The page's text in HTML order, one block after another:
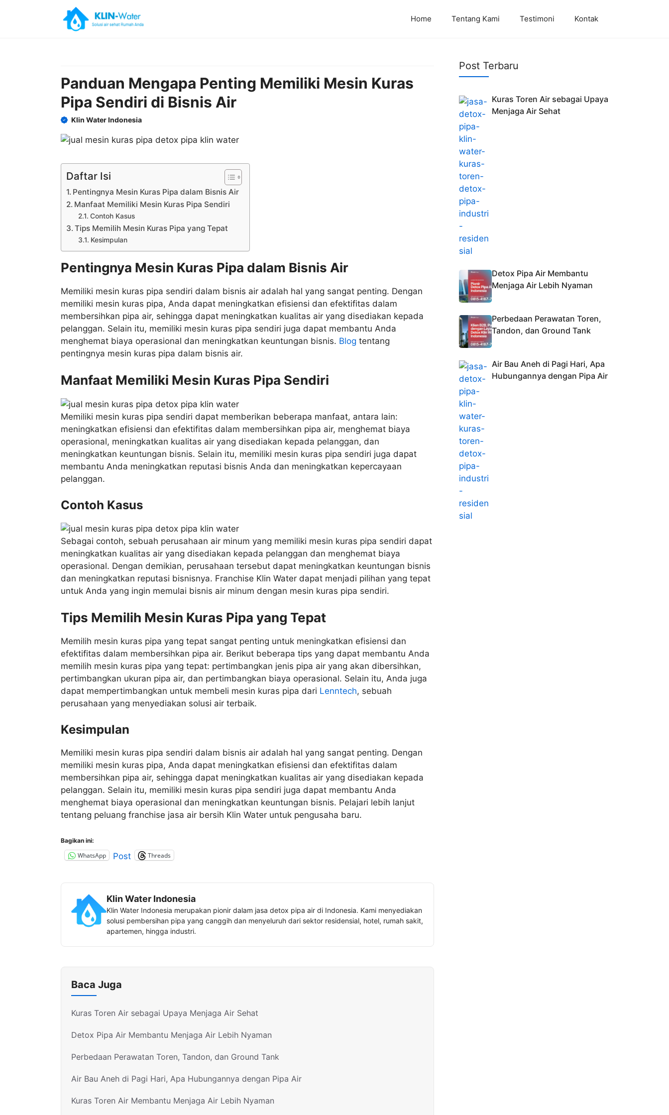
Home Tentang Kami Testimoni Kontak
Panduan Mengapa Penting Memiliki Mesin Kuras
Pipa Sendiri di Bisnis Air
Klin Water Indonesia
Daftar Isi
Pentingnya Mesin Kuras Pipa dalam Bisnis Air
Manfaat Memiliki Mesin Kuras Pipa Sendiri
Contoh Kasus
Tips Memilih Mesin Kuras Pipa yang Tepat
Kesimpulan
Pentingnya Mesin Kuras Pipa dalam Bisnis Air
Memiliki mesin kuras pipa sendiri dalam bisnis air adalah hal yang sangat penting. Dengan
memiliki mesin kuras pipa, Anda dapat meningkatkan efisiensi dan efektifitas dalam
membersihkan pipa air, sehingga dapat meningkatkan kualitas air yang disediakan kepada
pelanggan. Selain itu, memiliki mesin kuras pipa sendiri juga dapat membantu Anda
menghemat biaya operasional dan meningkatkan keuntungan bisnis. Blog tentang
pentingnya mesin kuras pipa dalam bisnis air.
Manfaat Memiliki Mesin Kuras Pipa Sendiri
Memiliki mesin kuras pipa sendiri dapat memberikan beberapa manfaat, antara lain:
meningkatkan efisiensi dan efektifitas dalam membersihkan pipa air, menghemat biaya
operasional, meningkatkan kualitas air yang disediakan kepada pelanggan, dan
meningkatkan keuntungan bisnis. Selain itu, memiliki mesin kuras pipa sendiri juga dapat
membantu Anda meningkatkan reputasi bisnis Anda dan meningkatkan kepercayaan
pelanggan.
Contoh Kasus
Sebagai contoh, sebuah perusahaan air minum yang memiliki mesin kuras pipa sendiri dapat
meningkatkan kualitas air yang disediakan kepada pelanggan dan menghemat biaya
operasional. Dengan demikian, perusahaan tersebut dapat meningkatkan keuntungan bisnis
dan meningkatkan reputasi bisnisnya. Franchise Klin Water dapat menjadi pilihan yang tepat
untuk Anda yang ingin memulai bisnis air minum dengan mesin kuras pipa sendiri.
Tips Memilih Mesin Kuras Pipa yang Tepat
Memilih mesin kuras pipa yang tepat sangat penting untuk meningkatkan efisiensi dan
efektifitas dalam membersihkan pipa air. Berikut beberapa tips yang dapat membantu Anda
memilih mesin kuras pipa yang tepat: pertimbangkan jenis pipa air yang akan dibersihkan,
pertimbangkan ukuran pipa air, dan pertimbangkan biaya operasional. Selain itu, Anda juga
dapat mempertimbangkan untuk membeli mesin kuras pipa dari Lenntech, sebuah
perusahaan yang menyediakan solusi air terbaik.
Kesimpulan
Memiliki mesin kuras pipa sendiri dalam bisnis air adalah hal yang sangat penting. Dengan
memiliki mesin kuras pipa, Anda dapat meningkatkan efisiensi dan efektifitas dalam
membersihkan pipa air, sehingga dapat meningkatkan kualitas air yang disediakan kepada
pelanggan. Selain itu, memiliki mesin kuras pipa sendiri juga dapat membantu Anda
menghemat biaya operasional dan meningkatkan keuntungan bisnis. Pelajari lebih lanjut
tentang peluang franchise jasa air bersih Klin Water untuk pengusaha baru.
Bagikan ini:
WhatsApp Post Threads
Klin Water Indonesia
Klin Water Indonesia merupakan pionir dalam jasa detox pipa air di Indonesia. Kami menyediakan
solusi pembersihan pipa yang canggih dan menyeluruh dari sektor residensial, hotel, rumah sakit,
apartemen, hingga industri.
Baca Juga
Kuras Toren Air sebagai Upaya Menjaga Air Sehat
Detox Pipa Air Membantu Menjaga Air Lebih Nyaman
Perbedaan Perawatan Toren, Tandon, dan Ground Tank
Air Bau Aneh di Pagi Hari, Apa Hubungannya dengan Pipa Air
Kuras Toren Air Membantu Menjaga Air Lebih Nyaman
Post Terbaru
Kuras Toren Air sebagai Upaya
Menjaga Air Sehat
Detox Pipa Air Membantu
Menjaga Air Lebih Nyaman
Perbedaan Perawatan Toren,
Tandon, dan Ground Tank
Air Bau Aneh di Pagi Hari, Apa
Hubungannya dengan Pipa Air